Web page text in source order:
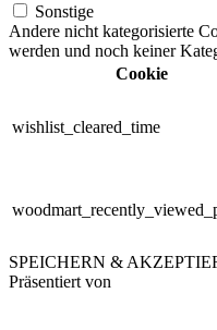
Sonstige
Andere nicht kategorisierte
werden und noch keiner
Cookie
wishlist_cleared_time
SPEICHERN &
Präsentiert von